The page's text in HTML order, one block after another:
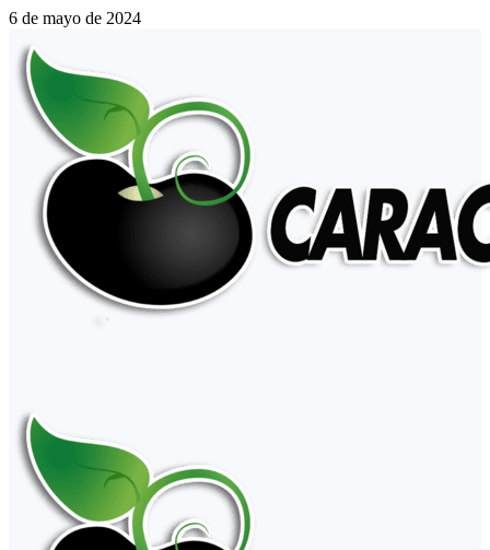
6 de mayo de 2024